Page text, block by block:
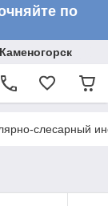
по
слесарный